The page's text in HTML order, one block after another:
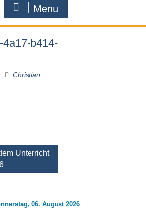
Menu
4a17-b414-
Christian
Unterricht
06. August 2026